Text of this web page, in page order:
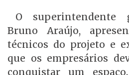
O superintendente
Bruno Araújo,
técnicos do projeto e
que os empresários
conquistar um